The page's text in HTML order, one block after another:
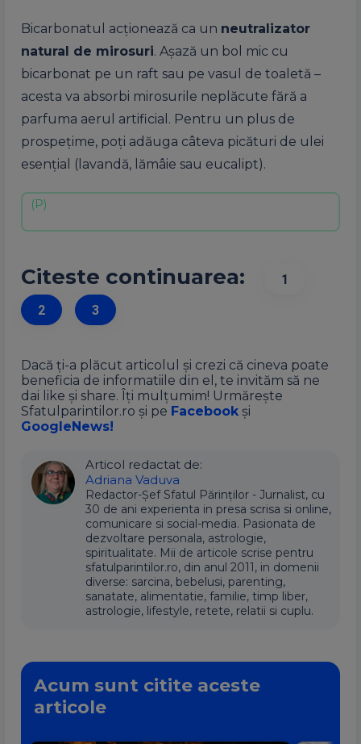
Bicarbonatul acționează ca un neutralizator
natural de mirosuri. Așază un bol mic cu
bicarbonat pe un raft sau pe vasul de toaletă –
acesta va absorbi mirosurile neplăcute fără a
parfuma aerul artificial. Pentru un plus de
prospețime, poți adăuga câteva picături de ulei
esențial (lavandă, lămâie sau eucalipt).
Citeste continuarea:
1
2
3
Dacă ți-a plăcut articolul și crezi că cineva poate
beneficia de informatiile din el, te invităm să ne
dai like și share. Îți mulțumim! Urmărește
Sfatulparintilor.ro și pe Facebook și
GoogleNews!
Articol redactat de:
Adriana Vaduva
Redactor-Șef Sfatul Părinților - Jurnalist, cu
30 de ani experienta in presa scrisa si online,
comunicare si social-media. Pasionata de
dezvoltare personala, astrologie,
spiritualitate. Mii de articole scrise pentru
sfatulparintilor.ro, din anul 2011, in domenii
diverse: sarcina, bebelusi, parenting,
sanatate, alimentatie, familie, timp liber,
astrologie, lifestyle, retete, relatii si cuplu.
Acum sunt citite aceste
articole